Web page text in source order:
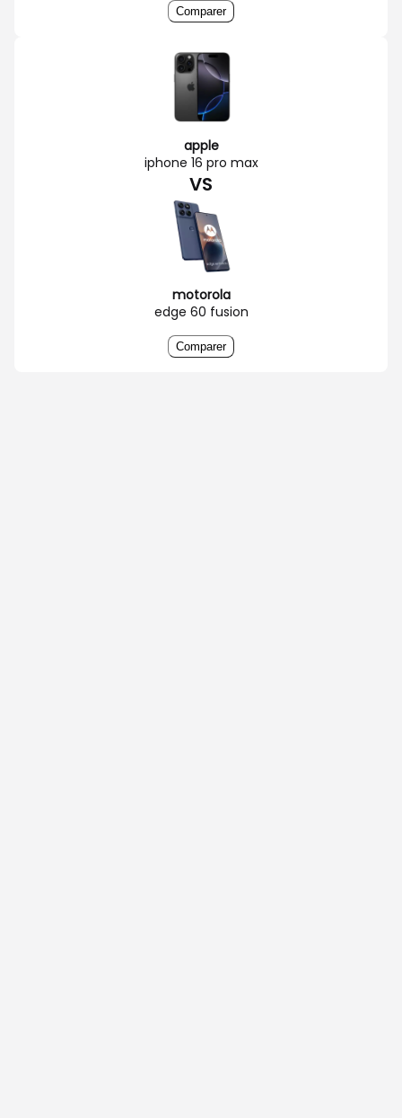
Comparer
apple
iphone 16 pro max
VS
motorola
edge 60 fusion
Comparer